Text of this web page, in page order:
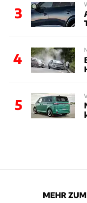
3
4
5
MEHR